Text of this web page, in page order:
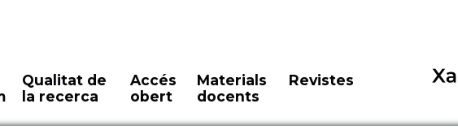
Qualitat de
la recerca
Accés
obert
Materials
docents
Revistes